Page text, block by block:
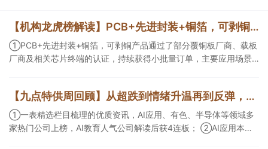
【机构龙虎榜解读】PCB+先进封装+铜箔，可剥铜产品通过了部分覆铜板厂商、载板厂商及相关芯片终端的认证，持续获得小批量订单，主要应用场景包括芯片封装光模块用PCB，机构大额净买入这家公司
①PCB+先进封装+铜箔，可剥铜产品通过了部分覆铜板厂商、载板
厂商及相关芯片终端的认证，持续获得小批量订单，主要应用场景
等方面具有丰富经验，具备承接细胞与基因治疗产品商业化受托生
产的合规资质，这家公司获净买入。
【九点特供周回顾】从超跌到情绪升温再到反弹，栏目梳理AI应用题材逻辑，AI教育人气公司解读后获4连板
①一表精选栏目梳理的优质资讯，AI应用、有色、半导体等领域多
家热门公司上榜，AI教育人气公司解读后获4连板； ②AI应用本周